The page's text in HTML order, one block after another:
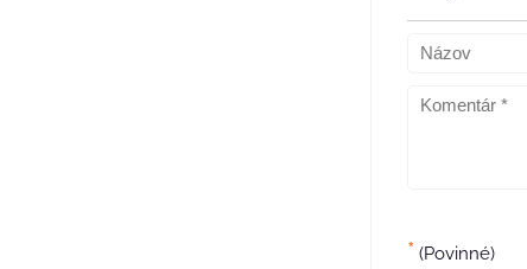
* (Povinné)